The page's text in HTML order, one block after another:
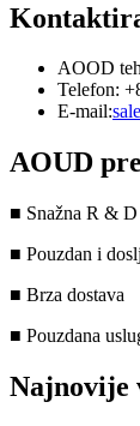
AOOD
Telefon:
E-mail:
AOUD
■ Snažna R & D
■ Pouzdan i
■ Brza dostava
■ Pouzdana
Najnovije